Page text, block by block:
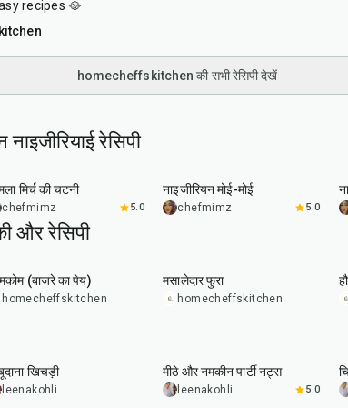
recipes 🥘
homecheffskitchen की सभी रेसिपी देखें
रेसिपी
मिर्च की चटनी
chefmimz 5.0
नाइजीरियन मोई-मोई
chefmimz 5.0
और रेसिपी
(बाजरे का पेय)
homecheffskitchen
मसालेदार फुरा
homecheffskitchen
खिचड़ी
leenakohli
मीठे और नमकीन पार्टी नट्स
leenakohli 5.0